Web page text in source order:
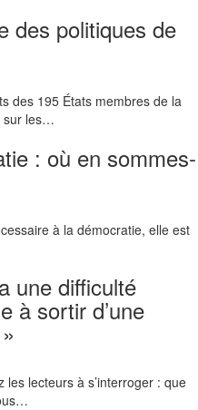
des politiques de
des 195 États membres de la
sur les…
: où en sommes-
à la démocratie, elle est
une difficulté
à sortir d’une
lecteurs à s’interroger : que